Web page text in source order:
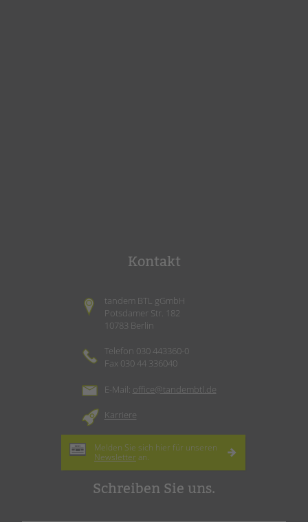
Kontakt
tandem BTL gGmbH
Potsdamer Str. 182
10783 Berlin
Telefon 030 443360-0
Fax 030 44 336040
E-Mail: office@tandembtl.de
Karriere
Melden Sie sich hier für unseren
Newsletter an.
Schreiben Sie uns.